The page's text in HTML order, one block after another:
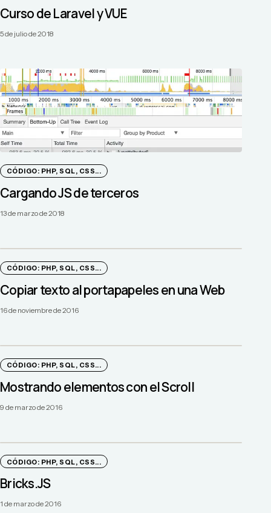
Curso de Laravel y VUE
5 de julio de 2018
CÓDIGO: PHP, SQL, CSS...
Cargando JS de terceros
13 de marzo de 2018
CÓDIGO: PHP, SQL, CSS...
Copiar texto al portapapeles en una Web
16 de noviembre de 2016
CÓDIGO: PHP, SQL, CSS...
Mostrando elementos con el Scroll
9 de marzo de 2016
CÓDIGO: PHP, SQL, CSS...
Bricks.JS
1 de marzo de 2016